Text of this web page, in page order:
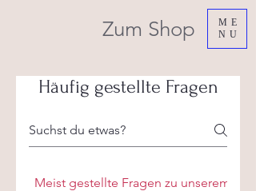
ME
NU
Zum Shop
Häufig gestellte Fragen
Meist gestellte Fragen zu unserem